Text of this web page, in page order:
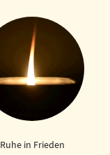
Ruhe in Frieden